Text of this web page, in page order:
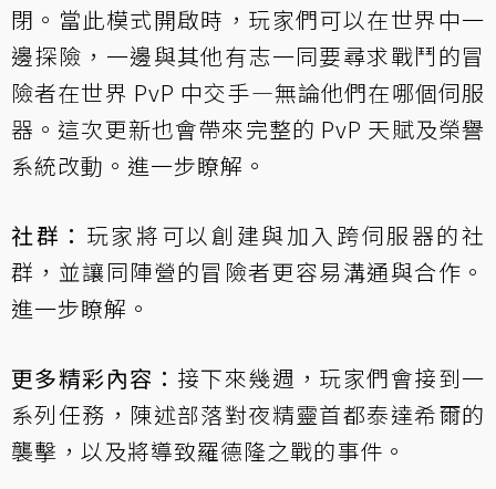
閉。當此模式開啟時，玩家們可以在世界中一
邊探險，一邊與其他有志一同要尋求戰鬥的冒
險者在世界 PvP 中交手—無論他們在哪個伺服
器。這次更新也會帶來完整的 PvP 天賦及榮譽
系統改動。 進一步瞭解 。
社群： 玩家將可以創建與加入跨伺服器的社
群，並讓同陣營的冒險者更容易溝通與合作。
進一步瞭解 。
更多精彩內容： 接下來幾週，玩家們會接到一
系列任務，陳述部落對夜精靈首都泰達希爾的
襲擊，以及將導致羅德隆之戰的事件。